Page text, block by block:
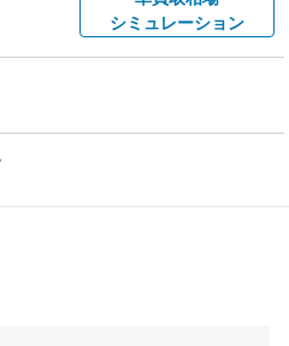
シミュレーション